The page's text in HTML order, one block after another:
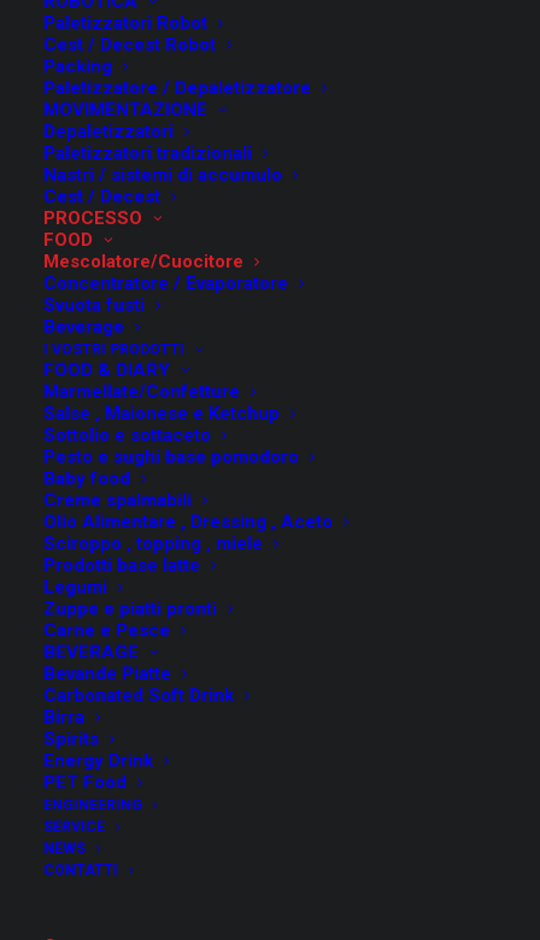
Paletizzatori Robot
Cest / Decest Robot
Packing
Paletizzatore / Depaletizzatore
MOVIMENTAZIONE
Depaletizzatori
Paletizzatori tradizionali
Nastri / sistemi di accumulo
Cest / Decest
PROCESSO
FOOD
Mescolatore/Cuocitore
Concentratore / Evaporatore
Svuota fusti
Beverage
I VOSTRI PRODOTTI
FOOD & DIARY
Marmellate/Confetture
Salse , Maionese e Ketchup
Sottolio e sottaceto
Pesto e sughi base pomodoro
Baby food
Creme spalmabili
Olio Alimentare , Dressing , Aceto
Sciroppo , topping , miele
Prodotti base latte
Legumi
Zuppe e piatti pronti
Carne e Pesce
BEVERAGE
Bevande Piatte
Carbonated Soft Drink
Birra
Spirits
Energy Drink
PET Food
ENGINEERING
SERVICE
NEWS
CONTATTI
Una corretta preparazione del batch è fondamentale per
ottenere un prodotto finale di alta qualità.
IMescolatori / Cuocitori di FMT
realizzati per poter avere un
batch con particolare attenzione al trattamento dei vari
ingredienti che possono comporre una ricetta.
I Mescolatori / Cuocitori possono essere incorporati con
vari sistemi di automazione per facilitare e
industrializzare le varie operazioni e sono studiati per
poter lavorareprodotti con o senza pezzi
I Mescolatori / Cuocitori di FMT hanno la caratteristica
fondamentale che lo stesso
agitazione del batch ,
trasferimento termico.
Con questa innovazione tecnologica FMT ha eliminato le
parti statiche e calde a contatto con il prodotto
eliminando così il rischio di “bruciatura” di una parte del
batch.
I sistemi di automazione che si possono avere sono: